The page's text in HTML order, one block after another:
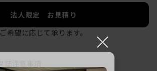
法人限定 お見積り
ご希望に応じて承ります。
×